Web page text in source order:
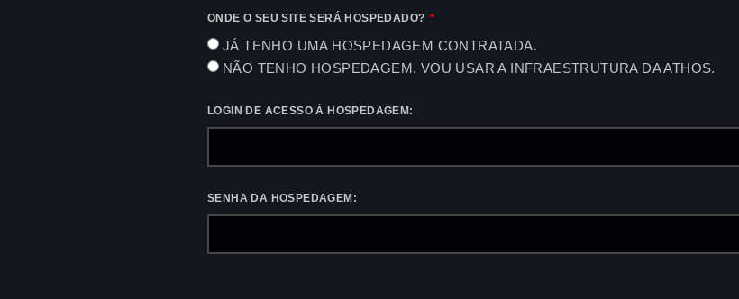
ONDE O SEU SITE SERÁ HOSPEDADO?
JÁ TENHO UMA HOSPEDAGEM CONTRATADA.
NÃO TENHO HOSPEDAGEM. VOU USAR A INFRAESTRUTURA DA ATHOS.
LOGIN DE ACESSO À HOSPEDAGEM:
SENHA DA HOSPEDAGEM: